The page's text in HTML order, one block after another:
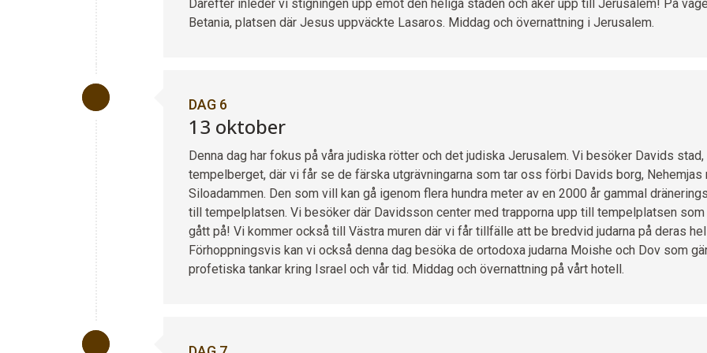
Därefter inleder vi stigningen upp emot den heliga staden och åker upp till Jerusalem! På
Betania, platsen där Jesus uppväckte Lasaros. Middag och övernattning i Jerusalem.
DAG 6
13 oktober
Denna dag har fokus på våra judiska rötter och det judiska Jerusalem. Vi besöker Davids
tempelberget, där vi får se de färska utgrävningarna som tar oss förbi Davids borg, Nehemjas
Siloadammen. Den som vill kan gå igenom flera hundra meter av en 2000 år gammal
till tempelplatsen. Vi besöker där Davidsson center med trapporna upp till tempelplatsen
gått på! Vi kommer också till Västra muren där vi får tillfälle att be bredvid judarna på deras
Förhoppningsvis kan vi också denna dag besöka de ortodoxa judarna Moishe och Dov som
profetiska tankar kring Israel och vår tid. Middag och övernattning på vårt hotell.